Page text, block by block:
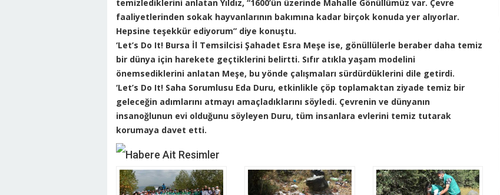
temizlediklerini anlatan Yıldız, “1600’ün üzerinde Mahalle Gönüllümüz var. Çevre
faaliyetlerinden sokak hayvanlarının bakımına kadar birçok konuda yer alıyorlar.
Hepsine teşekkür ediyorum” diye konuştu.
‘Let’s Do It! Bursa İl Temsilcisi Şahadet Esra Meşe ise, gönüllülerle beraber daha temiz
bir dünya için harekete geçtiklerini belirtti. Sıfır atıkla yaşam modelini
önemsediklerini anlatan Meşe, bu yönde çalışmaları sürdürdüklerini dile getirdi.
‘Let’s Do It! Saha Sorumlusu Eda Duru, etkinlikle çöp toplamaktan ziyade temiz bir
geleceğin adımlarını atmayı amaçladıklarını söyledi. Çevrenin ve dünyanın
insanoğlunun evi olduğunu söyleyen Duru, tüm insanlara evlerini temiz tutarak
korumaya davet etti.
Habere Ait Resimler